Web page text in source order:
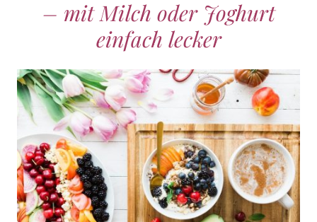
– mit Milch oder Joghurt
einfach lecker